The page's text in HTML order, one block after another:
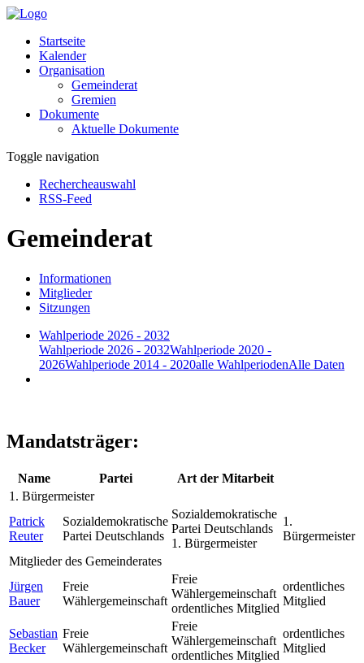
Startseite
Kalender
Organisation
Gemeinderat
Gremien
Dokumente
Aktuelle Dokumente
Toggle navigation
Rechercheauswahl
RSS-Feed
Gemeinderat
Informationen
Mitglieder
Sitzungen
Wahlperiode 2026 - 2032
Wahlperiode 2026 - 2032Wahlperiode 2020 -
2026Wahlperiode 2014 - 2020alle WahlperiodenAlle Daten
Mandatsträger:
Name Partei
Art der Mitarbeit
1. Bürgermeister
Patrick
Reuter
Sozialdemokratische
Partei Deutschlands
Sozialdemokratische
Partei Deutschlands
1. Bürgermeister
1.
Bürgermeister
Mitglieder des Gemeinderates
Jürgen
Bauer
Freie
Wählergemeinschaft
Freie
Wählergemeinschaft
ordentliches Mitglied
ordentliches
Mitglied
Sebastian
Becker
Freie
Wählergemeinschaft
Freie
Wählergemeinschaft
ordentliches Mitglied
ordentliches
Mitglied